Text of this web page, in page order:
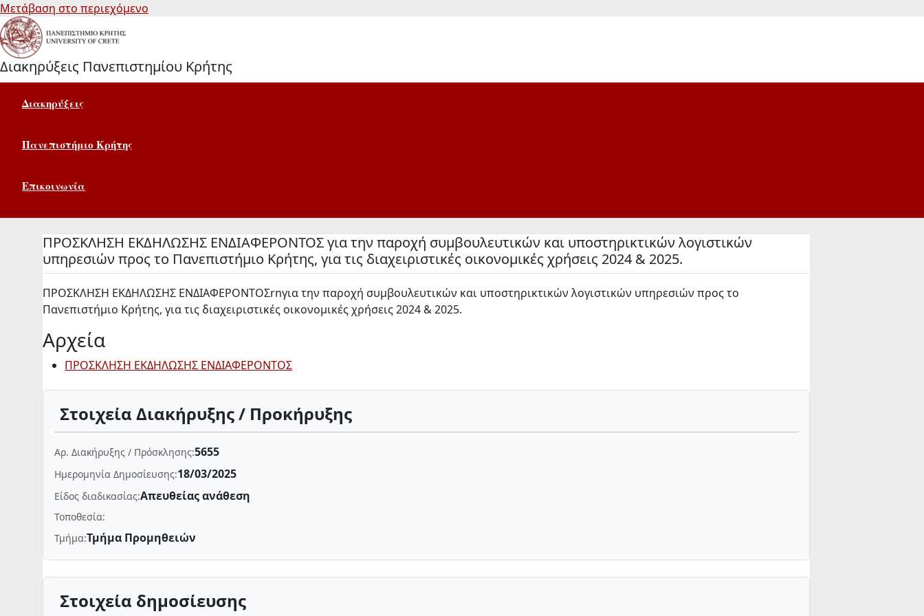
Μετάβαση στο περιεχόμενο
Διακηρύξεις Πανεπιστημίου Κρήτης
Διακηρύξεις
Πανεπιστήμιο Κρήτης
Επικοινωνία
ΠΡΟΣΚΛΗΣΗ ΕΚΔΗΛΩΣΗΣ ΕΝΔΙΑΦΕΡΟΝΤΟΣ για την παροχή συμβουλευτικών και υποστηρικτικών λογιστικών
υπηρεσιών προς το Πανεπιστήμιο Κρήτης, για τις διαχειριστικές οικονομικές χρήσεις 2024 & 2025.
ΠΡΟΣΚΛΗΣΗ ΕΚΔΗΛΩΣΗΣ ΕΝΔΙΑΦΕΡΟΝΤΟΣrnγια την παροχή συμβουλευτικών και υποστηρικτικών λογιστικών υπηρεσιών προς το
Πανεπιστήμιο Κρήτης, για τις διαχειριστικές οικονομικές χρήσεις 2024 & 2025.
Αρχεία
ΠΡΟΣΚΛΗΣΗ ΕΚΔΗΛΩΣΗΣ ΕΝΔΙΑΦΕΡΟΝΤΟΣ
Στοιχεία Διακήρυξης / Προκήρυξης
Αρ. Διακήρυξης / Πρόσκλησης:5655
Ημερομηνία Δημοσίευσης:18/03/2025
Είδος διαδικασίας:Απευθείας ανάθεση
Τοποθεσία:
Τμήμα:Τμήμα Προμηθειών
Στοιχεία δημοσίευσης